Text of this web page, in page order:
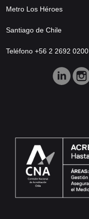
Metro Los Héroes
Santiago de Chile
Teléfono +56 2 2692 0200